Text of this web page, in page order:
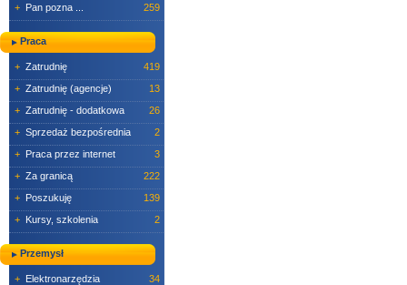
+ Pan pozna ... 259
Praca
+ Zatrudnię
419
+ Zatrudnię (agencje)
13
+ Zatrudnię - dodatkowa
26
+ Sprzedaż bezpośrednia
2
+ Praca przez internet
3
+ Za granicą
222
+ Poszukuję
139
+ Kursy, szkolenia 2
Przemysł
+ Elektronarzędzia
34